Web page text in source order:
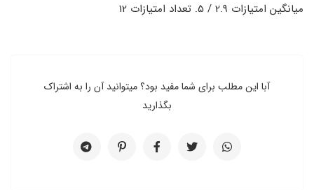
میانگین امتیازات 2.9 / 5. تعداد امتیازات 12
آبا این مطلب برای شما مفید بود؟ میتوانید آن را به اشتراک
بگذارید